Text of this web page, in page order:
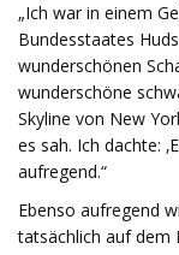
„Ich war in einem
Bundesstaates
wunderschönen
wunderschöne
Skyline von New
es sah. Ich dachte:
aufregend.“
Ebenso aufregend
tatsächlich auf dem